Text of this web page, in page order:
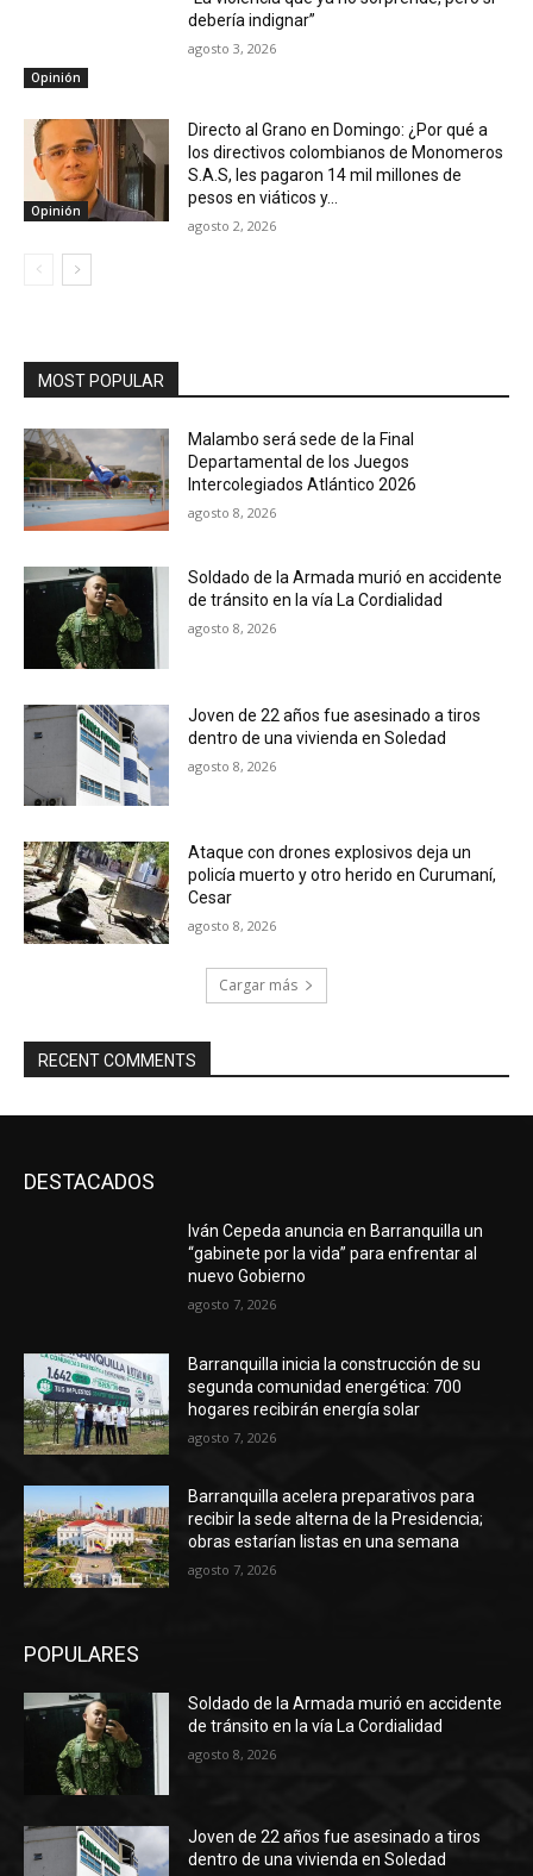
Opinión
debería indignar”
agosto 3, 2026
Opinión
Directo al Grano en Domingo: ¿Por qué a
los directivos colombianos de Monomeros
S.A.S, les pagaron 14 mil millones de
pesos en viáticos y...
agosto 2, 2026
MOST POPULAR
Malambo será sede de la Final
Departamental de los Juegos
Intercolegiados Atlántico 2026
agosto 8, 2026
Soldado de la Armada murió en accidente
de tránsito en la vía La Cordialidad
agosto 8, 2026
Joven de 22 años fue asesinado a tiros
dentro de una vivienda en Soledad
agosto 8, 2026
Ataque con drones explosivos deja un
policía muerto y otro herido en Curumaní,
Cesar
agosto 8, 2026
Cargar más
RECENT COMMENTS
DESTACADOS
Iván Cepeda anuncia en Barranquilla un
“gabinete por la vida” para enfrentar al
nuevo Gobierno
agosto 7, 2026
Barranquilla inicia la construcción de su
segunda comunidad energética: 700
hogares recibirán energía solar
agosto 7, 2026
Barranquilla acelera preparativos para
recibir la sede alterna de la Presidencia;
obras estarían listas en una semana
agosto 7, 2026
POPULARES
Soldado de la Armada murió en accidente
de tránsito en la vía La Cordialidad
agosto 8, 2026
Joven de 22 años fue asesinado a tiros
dentro de una vivienda en Soledad